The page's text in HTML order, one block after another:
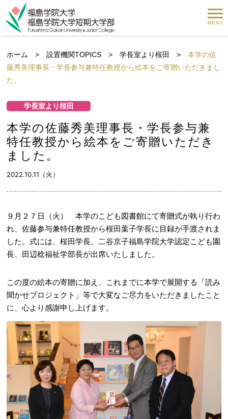
ホーム >設置機関TOPICS >学長室より桜田 >本学の佐
藤秀美理事長・学長参与兼特任教授から絵本をご寄贈いただきまし
た。
学長室より桜田
本学の佐藤秀美理事長・学長参与兼
特任教授から絵本をご寄贈いただき
ました。
2022.10.11（火）
９月２７日（火） 本学のこども図書館にて寄贈式が執り行わ
れ、佐藤参与兼特任教授から桜田葉子学長に目録が手渡されま
した。式には、桜田学長、二谷京子福島学院大学認定こども園
長、田辺稔福祉学部長が出席いたしました。
この度の絵本の寄贈に加え、これまでに本学で展開する「読み
聞かせプロジェクト」等で大変なご尽力をいただきましたこと
に、心より感謝申し上げます。